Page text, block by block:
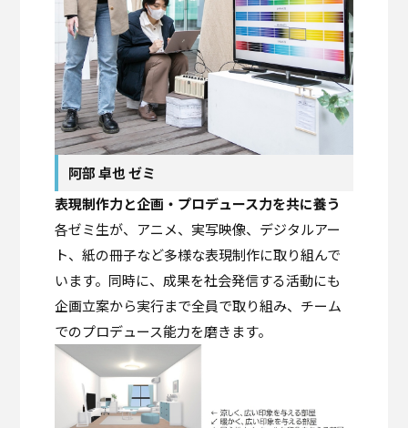
阿部 卓也 ゼミ
表現制作力と企画・プロデュース力を共に養う
各ゼミ生が、アニメ、実写映像、デジタルアー
ト、紙の冊子など多様な表現制作に取り組んで
います。同時に、成果を社会発信する活動にも
企画立案から実行まで全員で取り組み、チーム
でのプロデュース能力を磨きます。